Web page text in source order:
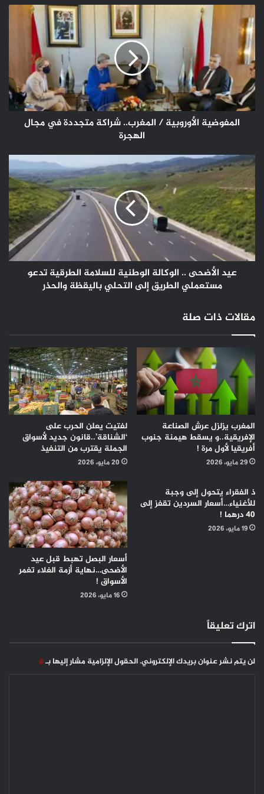
المفوضية
الأوروبية
/
المغرب..
شراكة
متجددة
في
مجال
الهجرة
المفوضية الأوروبية / المغرب.. شراكة متجددة في مجال
الهجرة
عيد
الأضحى
..
الوكالة
الوطنية
للسلامة
الطرقية
تدعو
مستعملي
الطريق
والحذر
عيد الأضحى .. الوكالة الوطنية للسلامة الطرقية تدعو
مستعملي الطريق إلى التحلي باليقظة والحذر
مقالات ذات صلة
المغرب يزلزل عرش الصناعة
الإفريقية..و يسقط هيمنة جنوب
أفريقيا لأول مرة !
29 مايو، 2026
لفتيت يعلن الحرب على
‘الشناقة’..قانون جديد لأسواق
الجملة يقترب من التنفيذ
20 مايو، 2026
ذ الفقراء يتحول إلى وجبة
للأغنياء…أسعار السردين تقفز إلى
40 درهما !
19 مايو، 2026
أسعار البصل تهبط قبل عيد
الأضحى…نهاية أزمة الغلاء تغمر
الأسواق !
16 مايو، 2026
اترك تعليقاً
لن يتم نشر عنوان بريدك الإلكتروني.الحقول الإلزامية مشار إليها بـ*